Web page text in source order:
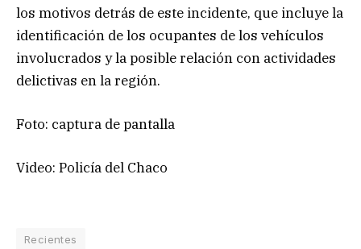
los motivos detrás de este incidente, que incluye la
identificación de los ocupantes de los vehículos
involucrados y la posible relación con actividades
delictivas en la región.
Foto: captura de pantalla
Video: Policía del Chaco
Recientes